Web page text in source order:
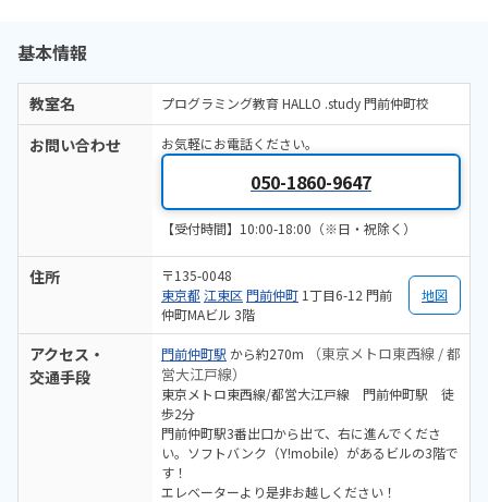
基本情報
教室名 プログラミング教育 HALLO .study 門前仲町校
お問い合わせ お気軽にお電話ください。
050-1860-9647
【受付時間】10:00-18:00（※日・祝除く）
住所
〒135-0048
東京都 江東区 門前仲町 1丁目6-12 門前
仲町MAビル 3階
地図
アクセス・
交通手段
門前仲町駅 から約270m
（東京メトロ東西線 / 都
営大江戸線）
東京メトロ東西線/都営大江戸線 門前仲町駅 徒
歩2分
門前仲町駅3番出口から出て、右に進んでくださ
い。ソフトバンク（Y!mobile）があるビルの3階で
す！
エレベーターより是非お越しください！